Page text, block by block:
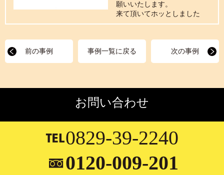
願いいたします。
来て頂いてホッとしました
前の事例 事例一覧に戻る 次の事例
お問い合わせ
0829-39-2240
0120-009-201